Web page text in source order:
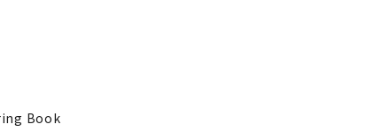
Book